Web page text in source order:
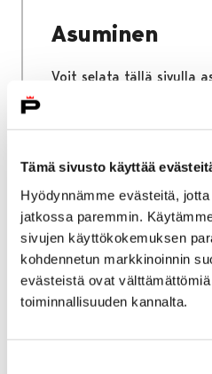
Tämä sivusto käyttää
Hyödynnämme evästeitä,
jatkossa paremmin.
sivujen käyttökokemuksen
kohdennetun markkinoinnin
evästeistä ovat
toiminnallisuuden kannalta.
Asuminen
Voit selata tällä sivulla
Etusivu Kaupunki ja
Sähköinen asiointi ja
Kasvatus ja koulutus
Varhaiskasvatuspalvelut